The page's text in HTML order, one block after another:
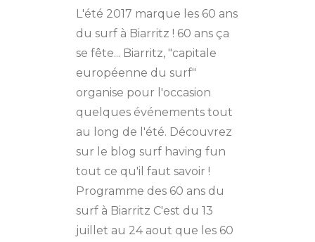
L'été 2017 marque les 60 ans
du surf à Biarritz ! 60 ans ça
se fête... Biarritz, "capitale
européenne du surf"
organise pour l'occasion
quelques événements tout
au long de l'été. Découvrez
sur le blog surf having fun
tout ce qu'il faut savoir !
Programme des 60 ans du
surf à Biarritz C'est du 13
juillet au 24 aout que les 60